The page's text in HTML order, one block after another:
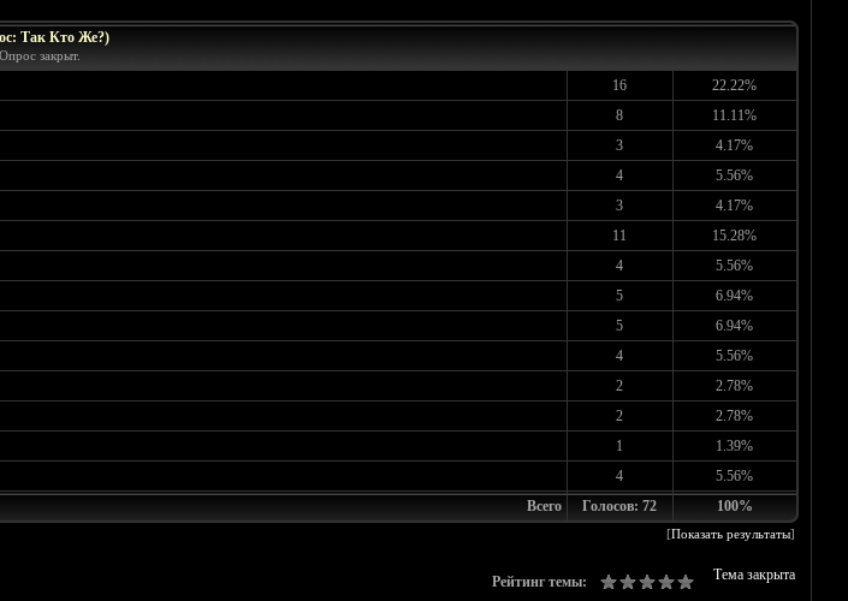
Так Кто Же?)
Опрос закрыт.
16
22.22%
8
11.11%
3
4.17%
4
5.56%
3
4.17%
11
15.28%
4
5.56%
5
6.94%
5
6.94%
4
5.56%
2
2.78%
2
2.78%
1
1.39%
4
5.56%
Всего
Голосов: 72 100%
[Показать результаты]
Тема закрыта
Рейтинг темы: